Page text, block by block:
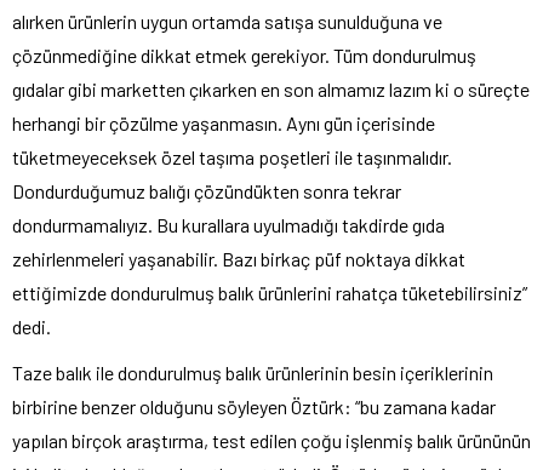
alırken ürünlerin uygun ortamda satışa sunulduğuna ve
çözünmediğine dikkat etmek gerekiyor. Tüm dondurulmuş
gıdalar gibi marketten çıkarken en son almamız lazım ki o süreçte
herhangi bir çözülme yaşanmasın. Aynı gün içerisinde
tüketmeyeceksek özel taşıma poşetleri ile taşınmalıdır.
Dondurduğumuz balığı çözündükten sonra tekrar
dondurmamalıyız. Bu kurallara uyulmadığı takdirde gıda
zehirlenmeleri yaşanabilir. Bazı birkaç püf noktaya dikkat
ettiğimizde dondurulmuş balık ürünlerini rahatça tüketebilirsiniz”
dedi.
Taze balık ile dondurulmuş balık ürünlerinin besin içeriklerinin
birbirine benzer olduğunu söyleyen Öztürk: “bu zamana kadar
yapılan birçok araştırma, test edilen çoğu işlenmiş balık ürününün